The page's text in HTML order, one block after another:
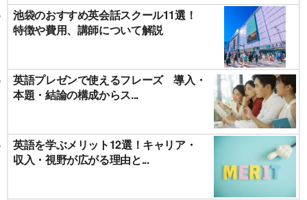
池袋のおすすめ英会話スクール11選！
特徴や費用、講師について解説
英語プレゼンで使えるフレーズ 導入・
本題・結論の構成からス...
英語を学ぶメリット12選！キャリア・
収入・視野が広がる理由と...